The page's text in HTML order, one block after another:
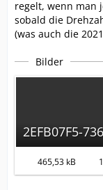
regelt, wenn man
sobald die
(was auch die
Bilder
465,53 kB